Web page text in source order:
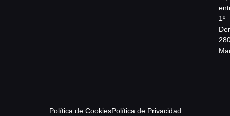
1º
Política de CookiesPolítica de Privacidad